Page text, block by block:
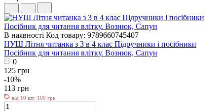
В наявності Код товару: 9789660745407
НУШ Літня читанка з 3 в 4 клас Пiдручники i посiбники
Посібник для читання влітку. Вознюк, Сапун
0
125 грн
-10%
113 грн
від 10 шт: 100 грн